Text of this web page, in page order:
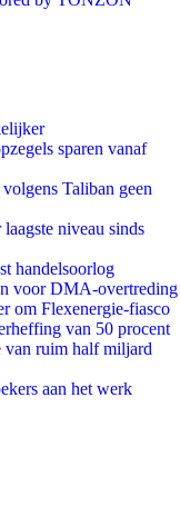
sparen vanaf
Taliban geen
niveau sinds
handelsoorlog
voor DMA-overtreding
om Flexenergie-fiasco
van 50 procent
van ruim half miljard
aan het werk